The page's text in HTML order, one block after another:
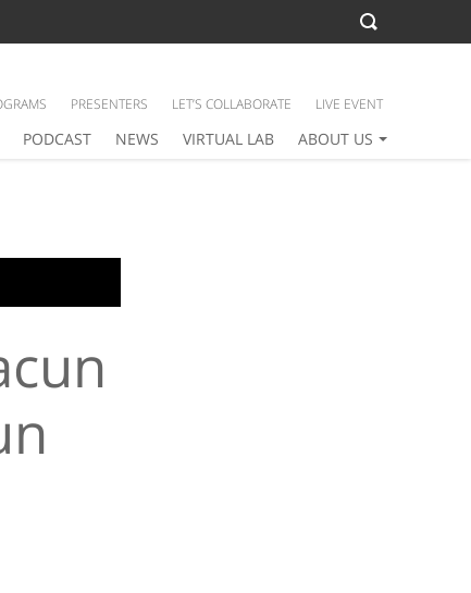
PODCAST NEWS VIRTUAL LAB ABOUT US
PRESENTERS LET’S COLLABORATE LIVE EVENT